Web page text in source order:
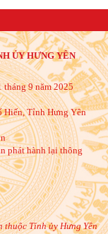
ỦY HƯNG YÊN
tháng 9 năm 2025
Hiến, Tỉnh Hưng Yên
phát hành lại thông
thuộc Tỉnh ủy Hưng Yên